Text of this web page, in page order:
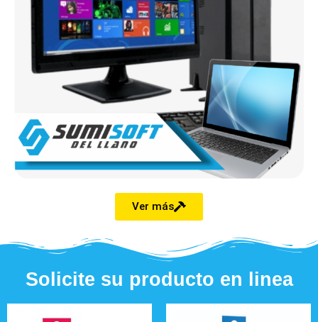
Ver más
Solicite su producto en linea